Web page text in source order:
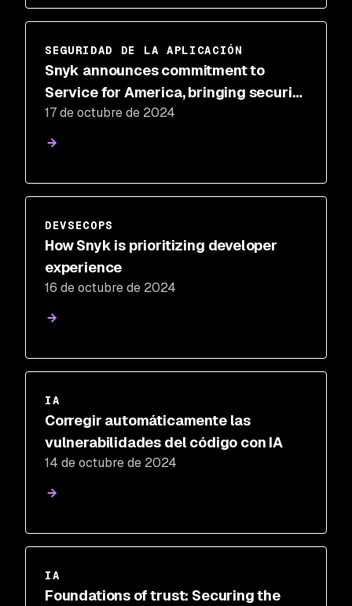
SEGURIDAD DE LA APLICACIÓN
Snyk announces commitment to
Service for America, bringing security
education access to all
17 de octubre de 2024
DEVSECOPS
How Snyk is prioritizing developer
experience
16 de octubre de 2024
IA
Corregir automáticamente las
vulnerabilidades del código con IA
14 de octubre de 2024
IA
Foundations of trust: Securing the